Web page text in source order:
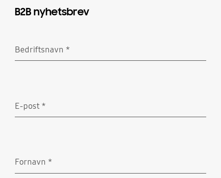
B2B nyhetsbrev
Bedriftsnavn *
E-post *
Fornavn *